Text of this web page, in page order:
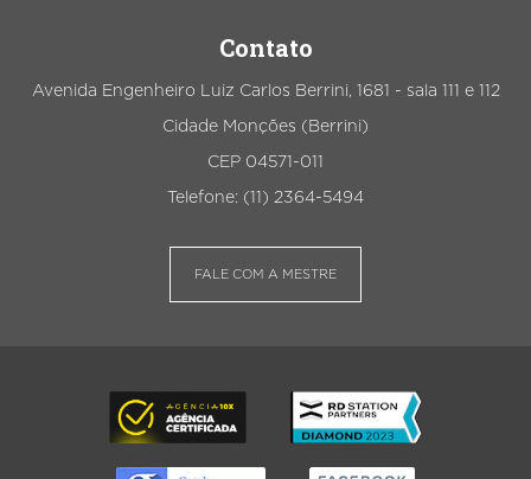
Contato
Avenida Engenheiro Luiz Carlos Berrini, 1681 - sala 111 e 112
Cidade Monções (Berrini)
CEP 04571-011
Telefone: (11) 2364-5494
FALE COM A MESTRE